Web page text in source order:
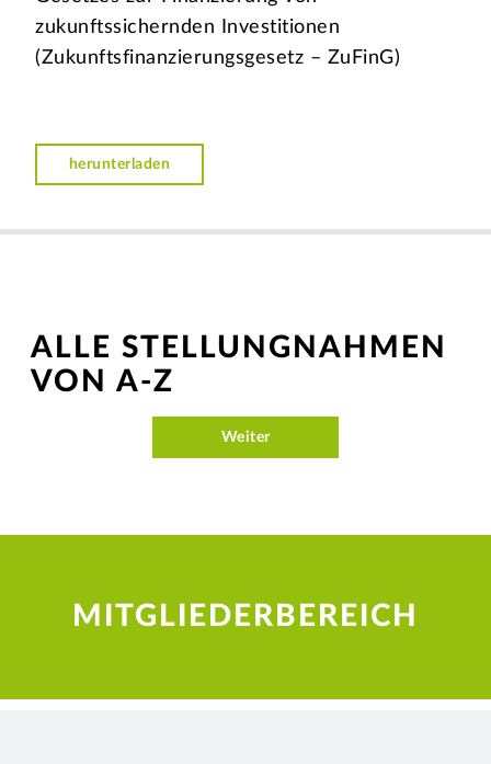
zukunftssichernden Investitionen
(Zukunftsfinanzierungsgesetz – ZuFinG)
herunterladen
ALLE STELLUNGNAHMEN
VON A-Z
Weiter
MITGLIEDERBEREICH